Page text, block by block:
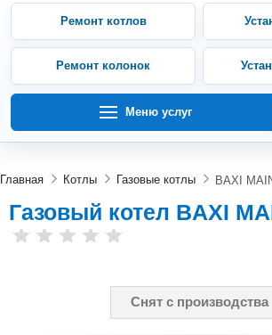
Ремонт котлов
Ремонт колонок
Меню услуг
Главная Котлы Газовые котлы BAXI
Газовый котел BAXI
Снят с производства